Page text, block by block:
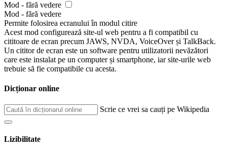
Mod - fără vedere
Mod - fără vedere
Permite folosirea ecranului în modul citire
Acest mod configurează site-ul web pentru a fi compatibil cu
cititoare de ecran precum JAWS, NVDA, VoiceOver și TalkBack.
Un cititor de ecran este un software pentru utilizatorii nevăzători
care este instalat pe un computer și smartphone, iar site-urile web
trebuie să fie compatibile cu acesta.
Dicționar online
Scrie ce vrei sa cauți pe Wikipedia
Lizibilitate